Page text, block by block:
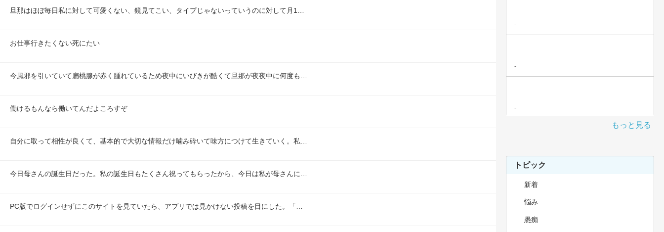
旦那はほぼ毎日私に対して可愛くない、鏡見てこい、タイプじゃないっていうのに対して月1…
お仕事行きたくない死にたい
今風邪を引いていて扁桃腺が赤く腫れているため夜中にいびきが酷くて旦那が夜夜中に何度も…
働けるもんなら働いてんだよころすぞ
自分に取って相性が良くて、基本的で大切な情報だけ噛み砕いて味方につけて生きていく。私…
今日母さんの誕生日だった。私の誕生日もたくさん祝ってもらったから、今日は私が母さんに…
PC版でログインせずにこのサイトを見ていたら、アプリでは見かけない投稿を目にした。「…
-
-
-
もっと見る
トピック
新着
悩み
愚痴